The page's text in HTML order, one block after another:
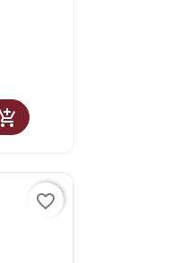
Añadir al carrito
favorite_border